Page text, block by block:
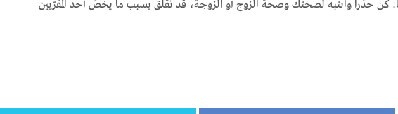
كُن حذراً وانتبه لصحتك وصحة الزوج أو الزوجة، قد تقلق بسبب ما يخصّ أحد المقرّبين